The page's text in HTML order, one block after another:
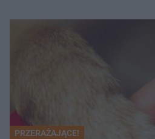
PRZERAŻAJĄCE!